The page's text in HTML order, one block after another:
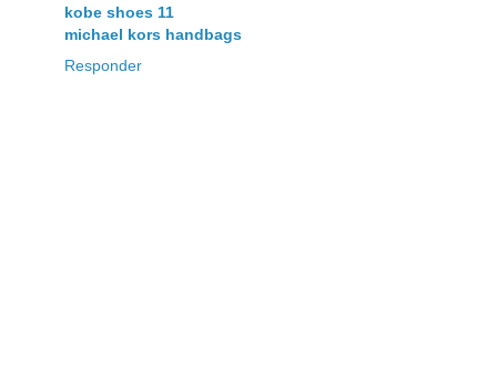
kobe shoes 11
michael kors handbags
Responder